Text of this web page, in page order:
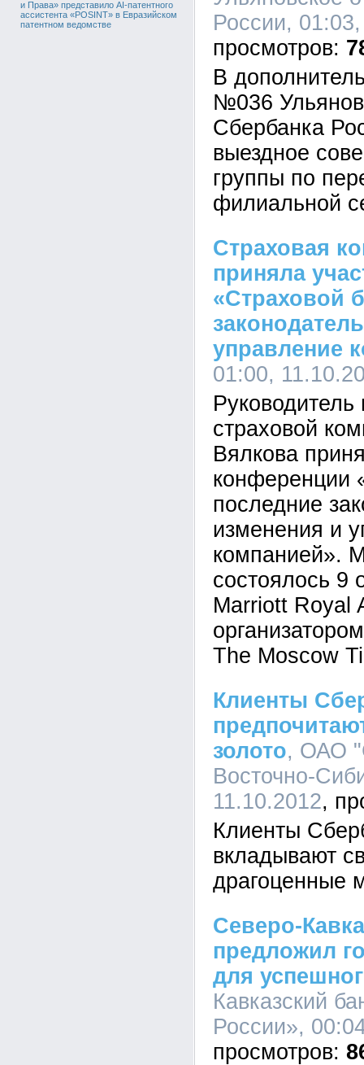
и Права» представило AI-патентного
ассистента «POSINT» в Евразийском
патентном ведомстве
России,
В
№036
Сбербанка
выездное
группы по
филиальной
Страховая
приняла
«Страховой
управление
01:00,
страховой
Вялкова
конференции
последние
изменения и
компанией».
состоялось 9
Marriott Royal
The Moscow
Клиенты
золото, ОАО
Восточно-
11.10.2012
Клиенты
вкладывают
драгоценные
Северо-
предложил
для
Кавказский
России»,